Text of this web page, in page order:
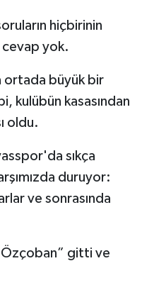
hiçbirinin
cevap yok.
ortada büyük bir
kulübün kasasından
oldu.
sıkça
duruyor:
ve sonrasında
Özçoban” gitti ve